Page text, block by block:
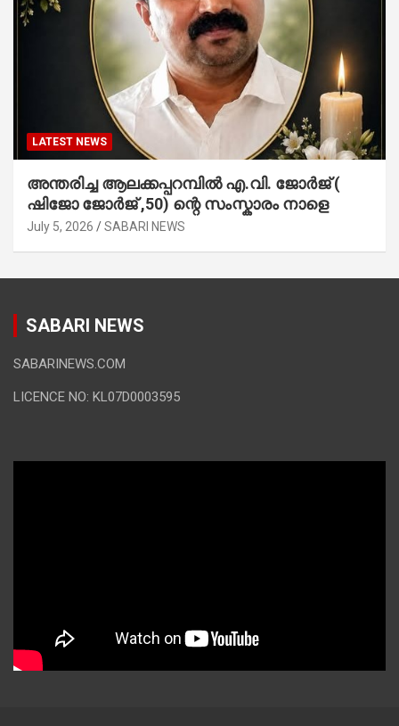
LATEST NEWS
അന്തരിച്ച ആ​ല​ക്ക​പ്പ​റമ്പിൽ​ എ.​വി. ജോ​ർ​ജ് (
ഷിജോ ജോർജ് ,50) ന്റെ സംസ്കാരം നാളെ
July 5, 2026 SABARI NEWS
SABARI NEWS
SABARINEWS.COM
LICENCE NO: KL07D0003595